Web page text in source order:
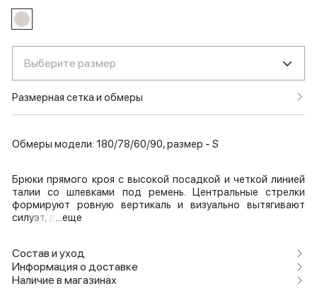
Выберите размер
Размерная сетка и обмеры
Обмеры модели: 180/78/60/90, размер - S
Брюки прямого кроя с высокой посадкой и четкой линией
талии со шлевками под ремень. Центральные стрелки
формируют ровную вертикаль и визуально вытягивают
силуэт, д ...еще
Состав и уход
Информация о доставке
Наличие в магазинах